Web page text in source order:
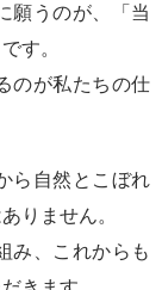
願うのが、「当
す。
のが私たちの仕
ら自然とこぼれ
りません。
み、これからも